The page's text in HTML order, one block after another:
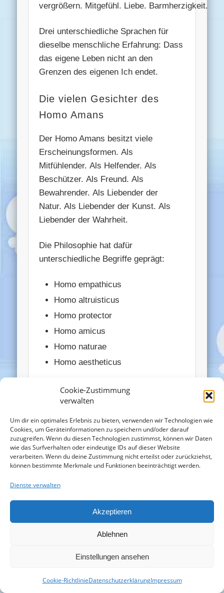
Cookie-Zustimmung
verwalten
Um dir ein optimales Erlebnis zu bieten, verwenden wir Technologien wie
Cookies, um Geräteinformationen zu speichern und/oder darauf
zuzugreifen. Wenn du diesen Technologien zustimmst, können wir Daten
wie das Surfverhalten oder eindeutige IDs auf dieser Website
verarbeiten. Wenn du deine Zustimmung nicht erteilst oder zurückziehst,
können bestimmte Merkmale und Funktionen beeinträchtigt werden.
Dienste verwalten
Akzeptieren
Ablehnen
Einstellungen ansehen
Cookie-RichtlinieDatenschutzerklärungImpressum
vergrößern. Mitgefühl. Liebe. Barmherzigkeit.
Drei unterschiedliche Sprachen für
dieselbe menschliche Erfahrung: Dass
das eigene Leben nicht an den
Grenzen des eigenen Ich endet.
Die vielen Gesichter des
Homo Amans
Der Homo Amans besitzt viele
Erscheinungsformen. Als
Mitfühlender. Als Helfender. Als
Beschützer. Als Freund. Als
Bewahrender. Als Liebender der
Natur. Als Liebender der Kunst. Als
Liebender der Wahrheit.
Die Philosophie hat dafür
unterschiedliche Begriffe geprägt:
Homo empathicus
Homo altruisticus
Homo protector
Homo amicus
Homo naturae
Homo aestheticus
Sie alle beschreiben dieselbe
Bewegung: Das Ich überschreitet sich
Die Erweiterer des Mitgefühls
Jane Goodallzeigte, wie nah uns
moralischen Gemeinschaft gehört.
Albert Schweitzersprach von der
bestimmten Menschen. Nicht vor